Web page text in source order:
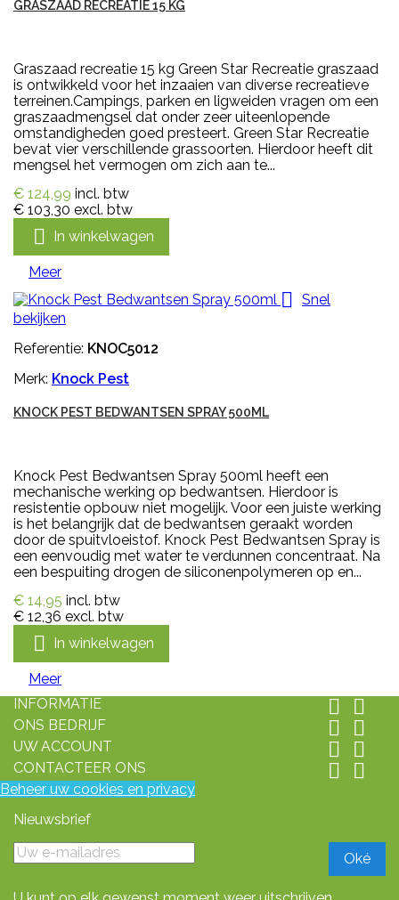
GRASZAAD RECREATIE 15 KG
Graszaad recreatie 15 kg Green Star Recreatie graszaad
is ontwikkeld voor het inzaaien van diverse recreatieve
terreinen.Campings, parken en ligweiden vragen om een
graszaadmengsel dat onder zeer uiteenlopende
omstandigheden goed presteert. Green Star Recreatie
bevat vier verschillende grassoorten. Hierdoor heeft dit
mengsel het vermogen om zich aan te...
€ 124,99 incl. btw
€ 103,30 excl. btw
 In winkelwagen
Meer

Snel
bekijken
Referentie: KNOC5012
Merk: Knock Pest
KNOCK PEST BEDWANTSEN SPRAY 500ML
Knock Pest Bedwantsen Spray 500ml heeft een
mechanische werking op bedwantsen. Hierdoor is
resistentie opbouw niet mogelijk. Voor een juiste werking
is het belangrijk dat de bedwantsen geraakt worden
door de spuitvloeistof. Knock Pest Bedwantsen Spray is
een eenvoudig met water te verdunnen concentraat. Na
een bespuiting drogen de siliconenpolymeren op en...
€ 14,95 incl. btw
€ 12,36 excl. btw
 In winkelwagen
Meer
INFORMATIE
 
ONS BEDRIJF  
UW ACCOUNT  
CONTACTEER ONS  
Beheer uw cookies en privacy
Nieuwsbrief